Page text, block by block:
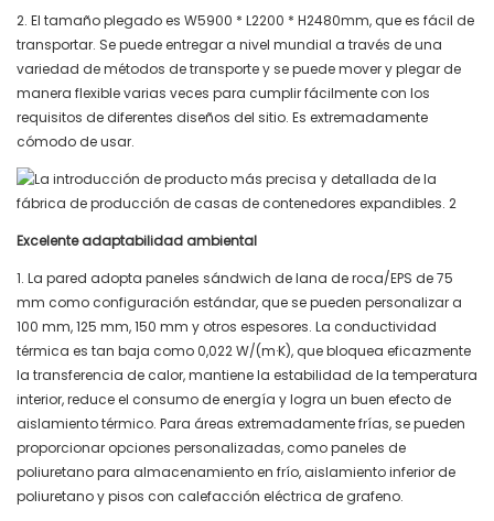
2. El tamaño plegado es W5900 * L2200 * H2480mm, que es fácil de
transportar. Se puede entregar a nivel mundial a través de una
variedad de métodos de transporte y se puede mover y plegar de
manera flexible varias veces para cumplir fácilmente con los
requisitos de diferentes diseños del sitio. Es extremadamente
cómodo de usar.
Excelente adaptabilidad ambiental
1. La pared adopta paneles sándwich de lana de roca/EPS de 75
mm como configuración estándar, que se pueden personalizar a
100 mm, 125 mm, 150 mm y otros espesores. La conductividad
térmica es tan baja como 0,022 W/(m·K), que bloquea eficazmente
la transferencia de calor, mantiene la estabilidad de la temperatura
interior, reduce el consumo de energía y logra un buen efecto de
aislamiento térmico. Para áreas extremadamente frías, se pueden
proporcionar opciones personalizadas, como paneles de
poliuretano para almacenamiento en frío, aislamiento inferior de
poliuretano y pisos con calefacción eléctrica de grafeno.